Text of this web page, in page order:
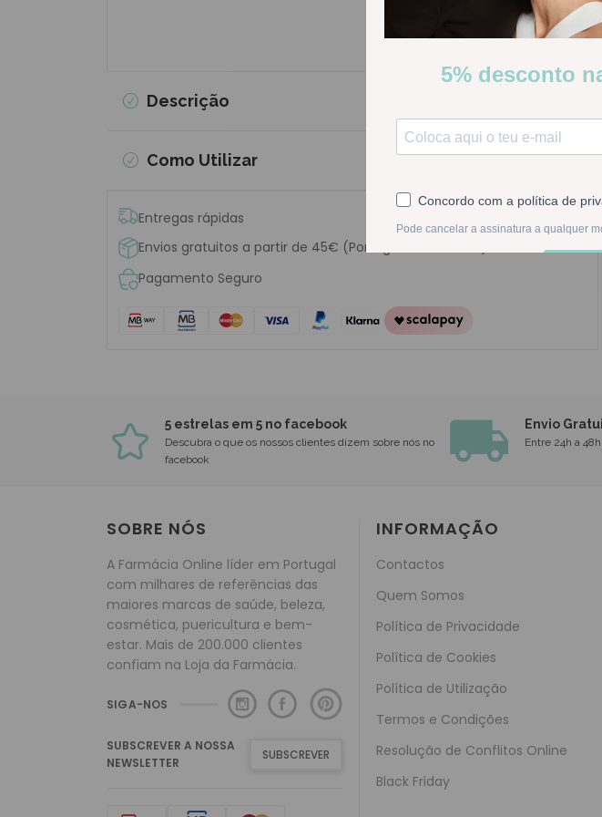
Descrição
Como Utilizar
Entregas rápidas
Envios gratuitos a partir de 45€ (Portugal Continental)
Pagamento Seguro
5 estrelas em 5 no facebook
Descubra o que os nossos clientes dizem sobre nós no
facebook
Envio
Entre 24h a
SOBRE NÓS
A Farmácia Online líder em Portugal
com milhares de referências das
maiores marcas de saúde, beleza,
cosmética, puericultura e bem-
estar. Mais de 200.000 clientes
confiam na Loja da Farmácia.
SIGA-NOS
SUBSCREVER A NOSSA
NEWSLETTER
SUBSCREVER
INFORMAÇÃO
Contactos
Quem Somos
Política de Privacidade
Política de Cookies
Política de Utilização
Termos e Condições
Resolução de Conflitos Online
Black Friday